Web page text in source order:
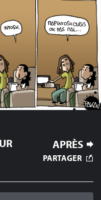
APRÈS
PARTAGER